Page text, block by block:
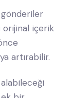
orijinal içerik
artırabilir.
alabileceği